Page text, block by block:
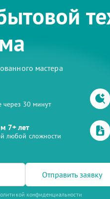
мастера
через 30 минут
7+ лет
любой сложности
Отправить заявку
конфиденциальности